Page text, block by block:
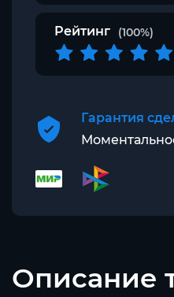
Рейтинг (100%)
Гарантия
Описание